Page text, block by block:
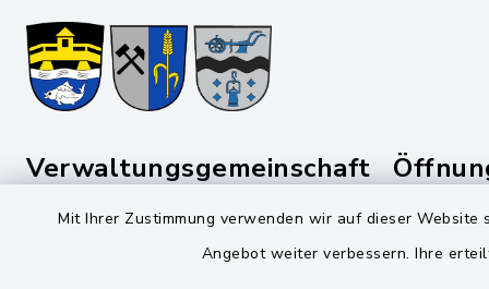
Mit Ihrer Zustimmung verwenden wir auf dieser
Angebot weiter verbessern. Ihre
Verwaltungsgemeinschaft
Schwarzenfeld
Montag
08:00-